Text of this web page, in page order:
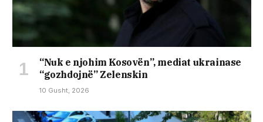
“Nuk e njohim Kosovën”, mediat ukrainase
“gozhdojnë” Zelenskin
10 Gusht, 2026